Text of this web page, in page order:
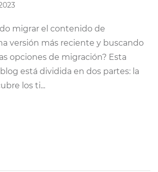
migrar el contenido de
versión más reciente y buscando
opciones de migración? Esta
está dividida en dos partes: la
los ti...